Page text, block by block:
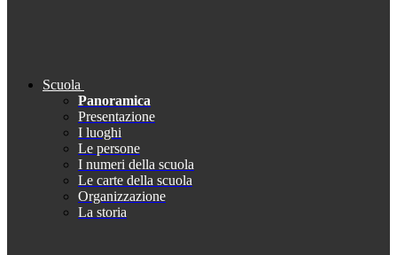
Scuola
Panoramica
Presentazione
I luoghi
Le persone
I numeri della scuola
Le carte della scuola
Organizzazione
La storia